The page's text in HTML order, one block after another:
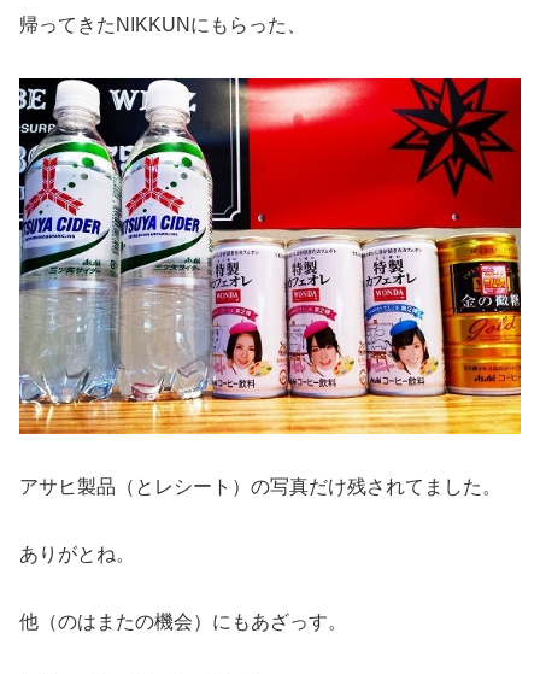
帰ってきたNIKKUNにもらった、
アサヒ製品（とレシート）の写真だけ残されてました。
ありがとね。
他（のはまたの機会）にもあざっす。